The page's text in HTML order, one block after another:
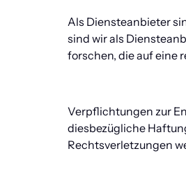
Als Diensteanbieter
sind wir als
forschen, die auf eine
Verpflichtungen zur
diesbezügliche
Rechtsverletzungen